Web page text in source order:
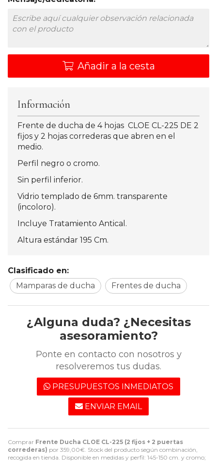
Añadir a la cesta
Comprar Frente Ducha CLOE CL-225 (2 fijos + 2 puertas
correderas) por 359,00€ . Stock del producto según combinación,
recogida en tienda. Disponible en medidas y perfil: 145-150 cm. y cromo;
Información
Frente de ducha de 4 hojas CLOE CL-225 DE 2
fijos y 2 hojas correderas que abren en el
medio.
Perfil negro o cromo.
Sin perfil inferior.
Vidrio templado de 6mm. transparente
(incoloro).
Incluye Tratamiento Antical.
Altura estándar 195 Cm.
Clasificado en:
Mamparas de ducha
Frentes de ducha
¿Alguna duda? ¿Necesitas
asesoramiento?
Ponte en contacto con nosotros y
resolveremos tus dudas.
PRESUPUESTOS INMEDIATOS
ENVIAR EMAIL